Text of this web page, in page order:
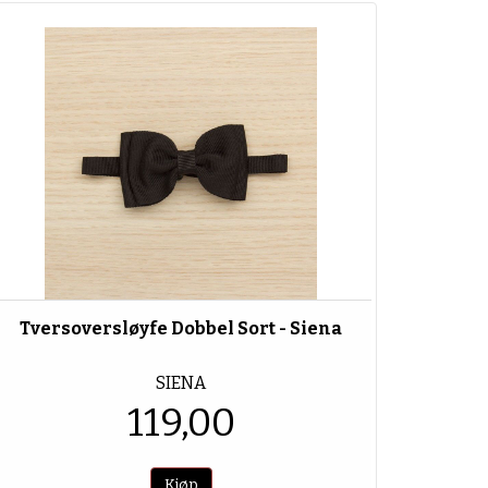
Tversoversløyfe Dobbel Sort - Siena
SIENA
119,00